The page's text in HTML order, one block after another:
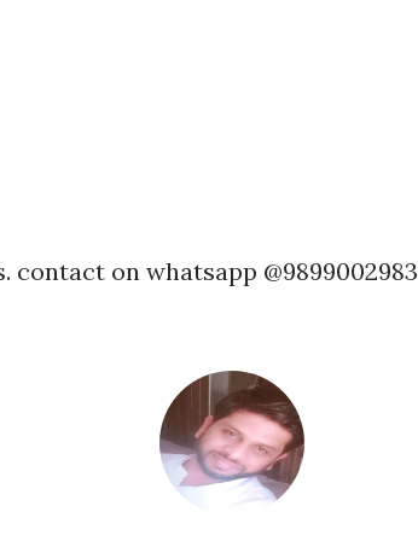
on whatsapp @9899002983